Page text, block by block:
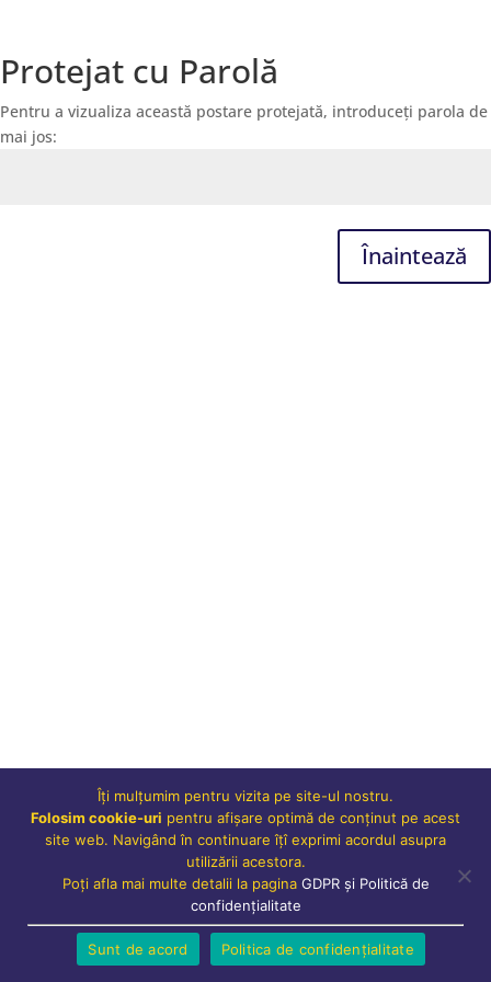
Protejat cu Parolă
Pentru a vizualiza această postare protejată, introduceți parola de
mai jos:
Înaintează
Îți mulțumim pentru vizita pe site-ul nostru.
Folosim cookie-uri pentru afișare optimă de conținut pe acest
site web. Navigând în continuare îțî exprimi acordul asupra
utilizării acestora.
Poți afla mai multe detalii la pagina GDPR și Politică de
confidențialitate
Sunt de acord Politica de confidențialitate